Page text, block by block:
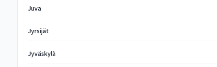
Juva
Jyrsijät
Jyväskylä